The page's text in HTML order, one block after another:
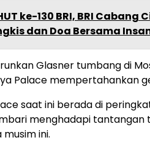
ke-130 BRI, BRI Cabang
dan Doa Bersama
Glasner tumbang di
Palace mempertahankan
saat ini berada di
menghadapi tantangan
ini.